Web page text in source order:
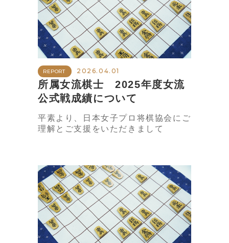
REPORT 2026.04.01
所属女流棋士 2025年度女流
公式戦成績について
平素より、日本女子プロ将棋協会にご
理解とご支援をいただきまして